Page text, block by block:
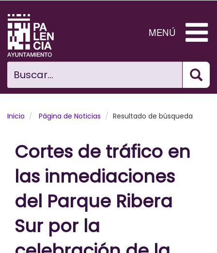
contenido
principal
Buscar...
MENÚ
Ciudad
El Ayuntamiento
Noticias
Areas municipales
Tramita
Inicio Página de Noticias Resultado de búsqueda
Cortes de tráfico en
las inmediaciones
del Parque Ribera
Sur por la